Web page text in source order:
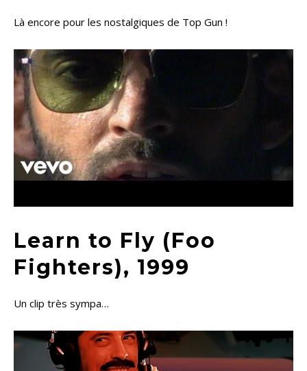
Là encore pour les nostalgiques de Top Gun !
Learn to Fly (Foo
Fighters), 1999
Un clip très sympa…